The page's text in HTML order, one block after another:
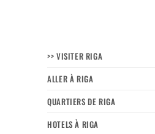
>> VISITER RIGA
ALLER À RIGA
QUARTIERS DE RIGA
HOTELS À RIGA